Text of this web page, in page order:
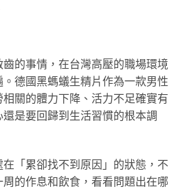
的事情，在台灣高壓的職場環境
德國黑螞蟻生精片作為一款男性
關的體力下降、活力不足確實有
是要回歸到生活習慣的根本調
「累卻找不到原因」的狀態，不
的作息和飲食，看看問題出在哪